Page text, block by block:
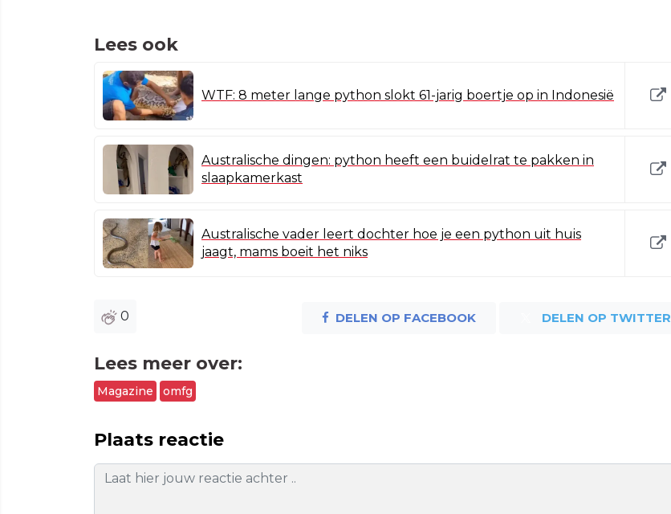
Lees ook
WTF: 8 meter lange python slokt 61-jarig boertje op in Indonesië
Australische dingen: python heeft een buidelrat te pakken in
slaapkamerkast
Australische vader leert dochter hoe je een python uit huis
jaagt, mams boeit het niks
0 DELEN OP FACEBOOK DELEN OP TWITTER
Lees meer over:
Magazine omfg
Plaats reactie